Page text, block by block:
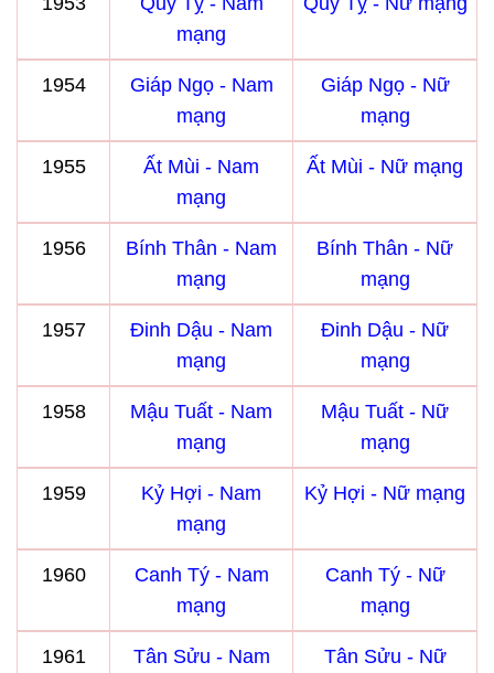
mạng
1954
Giáp Ngọ - Nam
mạng
Giáp Ngọ - Nữ
mạng
1955
Ất Mùi - Nam
mạng
Ất Mùi - Nữ mạng
1956
Bính Thân - Nam
mạng
Bính Thân - Nữ
mạng
1957
Đinh Dậu - Nam
mạng
Đinh Dậu - Nữ
mạng
1958
Mậu Tuất - Nam
mạng
Mậu Tuất - Nữ
mạng
1959
Kỷ Hợi - Nam
mạng
Kỷ Hợi - Nữ mạng
1960
Canh Tý - Nam
mạng
Canh Tý - Nữ
mạng
1961
Tân Sửu - Nam
Tân Sửu - Nữ